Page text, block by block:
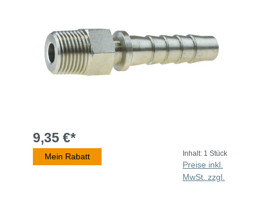
9,35 €*
Mein Rabatt Inhalt: 1 Stück
Preise inkl.
MwSt. zzgl.